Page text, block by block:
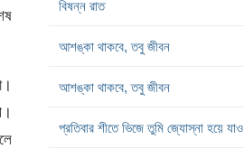
বিষন্ন রাত
আশঙ্কা থাকবে, তবু জীবন
আশঙ্কা থাকবে, তবু জীবন
প্রতিবার শীতে ভিজে তুমি জ্যোস্না হয়ে যাও